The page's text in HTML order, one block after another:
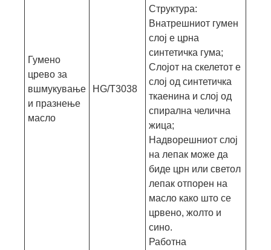
Гумено
црево за
вшмукување
и празнење
масло
HG/T3038
Структура:
Внатрешниот гумен
слој е црна
синтетичка гума;
Слојот на скелетот е
слој од синтетичка
ткаенина и слој од
спирална челична
жица;
Надворешниот слој
на лепак може да
биде црн или светол
лепак отпорен на
масло како што се
црвено, жолто и
сино.
Работна